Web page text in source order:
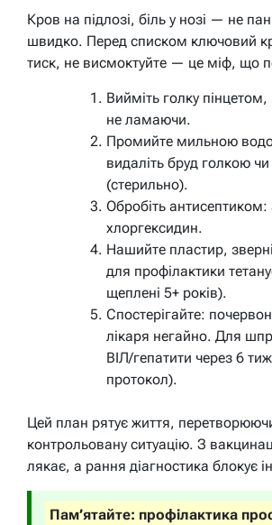
Кров на підлозі, біль у нозі — не
швидко. Перед списком ключовий
тиск, не висмоктуйте — це міф, що
Вийміть голку
не ламаючи.
Промийте мильною
видаліть бруд голкою
(стерильно).
Обробіть антисептиком:
хлоргексидин.
Нашийте пластир,
для профілактики
щеплені 5+ років).
Спостерігайте:
лікаря негайно. Для
ВІЛ/гепатити через 6
протокол).
Цей план рятує життя,
контрольовану ситуацію. З
лякає, а рання діагностика блокує
Пам’ятайте: профілактика